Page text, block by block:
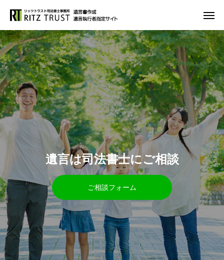
遺言は司法書士にご相談
ご相談フォーム